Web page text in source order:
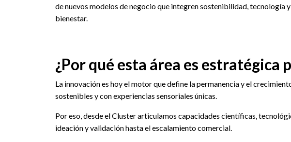
de nuevos modelos de negocio que integren sostenibilidad, tecnología y
bienestar.
¿Por qué esta área es estratégica
La innovación es hoy el motor que define la permanencia y el
sostenibles y con experiencias sensoriales únicas.
Por eso, desde el Cluster articulamos capacidades científicas,
ideación y validación hasta el escalamiento comercial.